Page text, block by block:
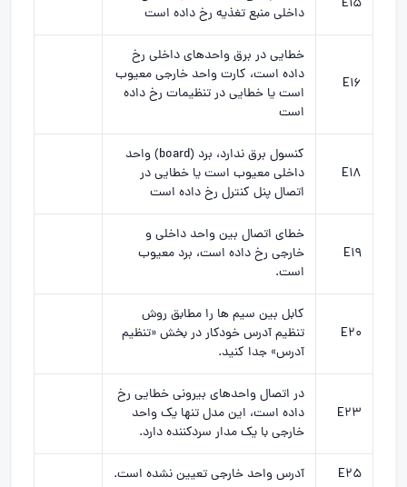
داخلی منبع تغذیه رخ داده است
E16
خطایی در برق واحدهای داخلی رخ
داده است، کارت واحد خارجی معیوب
است یا خطایی در تنظیمات رخ داده
است
E18
کنسول برق ندارد، برد (board) واحد
داخلی معیوب است یا خطایی در
اتصال پنل کنترل رخ داده است
E19
خطای اتصال بین واحد داخلی و
خارجی رخ داده است، برد معیوب
است.
E20
کابل بین سیم ها را مطابق روش
تنظیم آدرس خودکار در بخش «تنظیم
آدرس» جدا کنید.
E23
در اتصال واحدهای بیرونی خطایی رخ
داده است، این مدل تنها یک واحد
خارجی با یک مدار سردکننده دارد.
E25 آدرس واحد خارجی تعیین نشده است.